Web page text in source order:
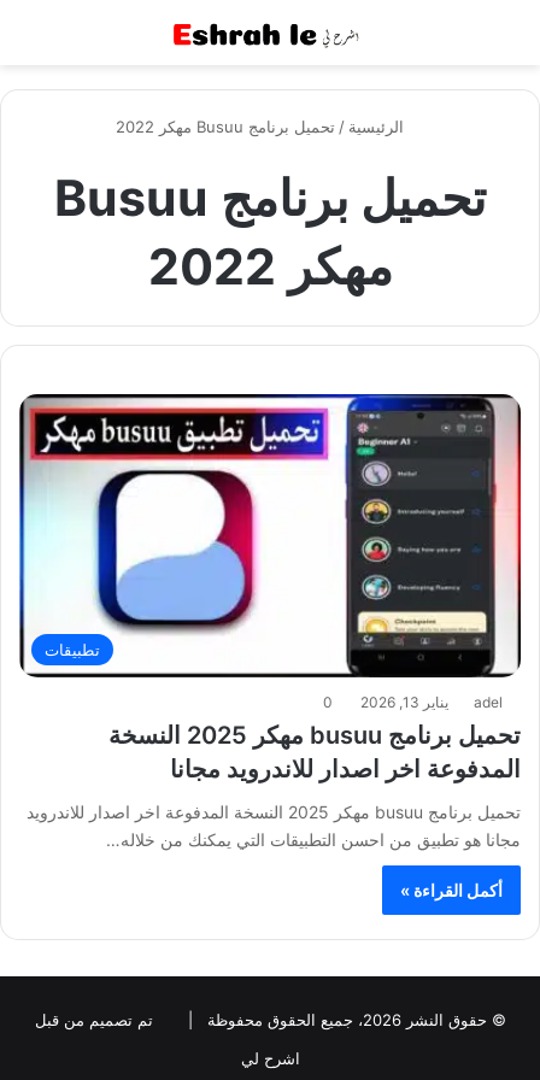
الرئيسية / تحميل برنامج Busuu مهكر 2022
تحميل برنامج Busuu
مهكر 2022
تطبيقات
adel يناير 13, 2026 0
تحميل برنامج busuu مهكر 2025 النسخة
المدفوعة اخر اصدار للاندرويد مجانا
تحميل برنامج busuu مهكر 2025 النسخة المدفوعة اخر اصدار للاندرويد
مجانا هو تطبيق من احسن التطبيقات التي يمكنك من خلاله…
أكمل القراءة »
© حقوق النشر 2026، جميع الحقوق محفوظة |
تم تصميم من قبل
اشرح لي